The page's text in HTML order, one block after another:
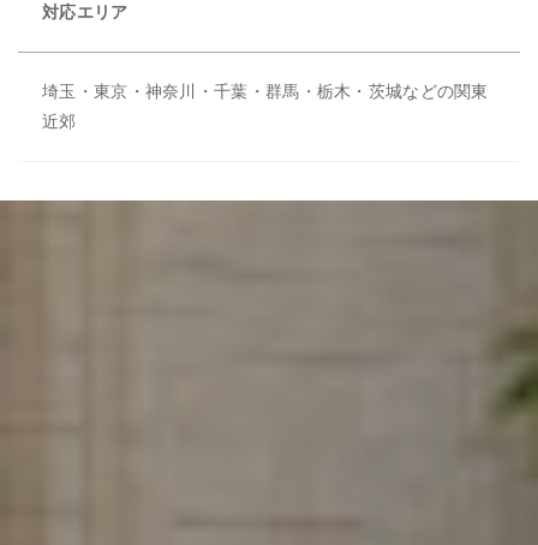
対応エリア
埼玉・東京・神奈川・千葉・群馬・栃木・茨城などの関東
近郊